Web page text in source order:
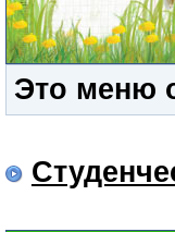
Это меню